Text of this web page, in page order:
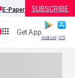
E-Paper SUBSCRIBE
Get App
Android iOS